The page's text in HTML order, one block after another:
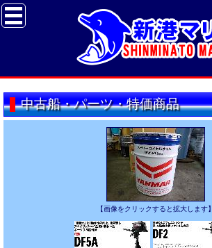
中古船・パーツ・特価商品
【画像をクリックすると拡大します】